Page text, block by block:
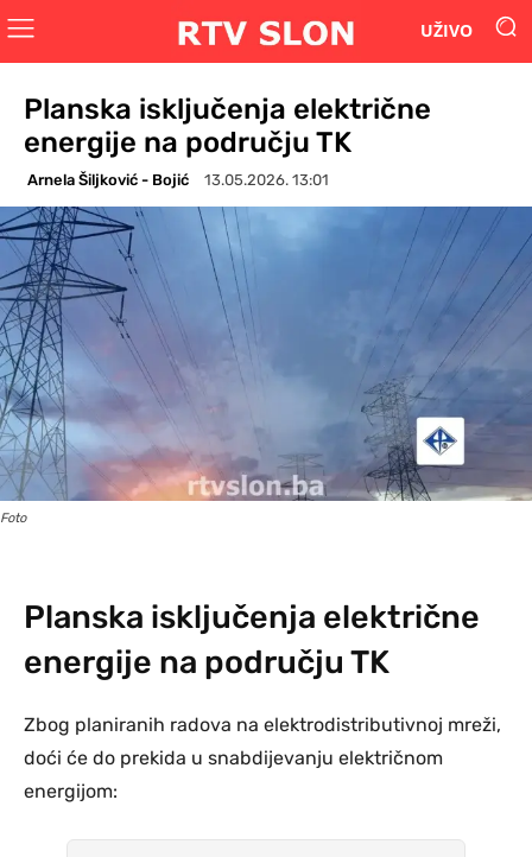
UŽIVO
Planska isključenja električne
energije na području TK
Arnela Šiljković - Bojić 13.05.2026. 13:01
Foto
Planska isključenja električne
energije na području TK
Zbog planiranih radova na elektrodistributivnoj mreži,
doći će do prekida u snabdijevanju električnom
energijom: